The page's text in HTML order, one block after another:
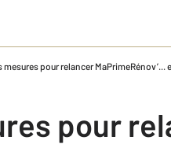
mesures pour relancer MaPrimeRénov’...
pour